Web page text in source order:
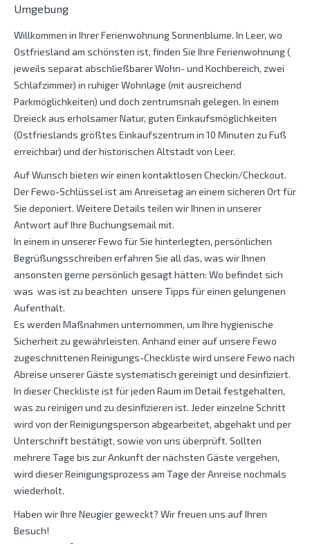
Umgebung
Willkommen in Ihrer Ferienwohnung Sonnenblume. In Leer, wo
Ostfriesland am schönsten ist, finden Sie Ihre Ferienwohnung (
jeweils separat abschließbarer Wohn- und Kochbereich, zwei
Schlafzimmer) in ruhiger Wohnlage (mit ausreichend
Parkmöglichkeiten) und doch zentrumsnah gelegen. In einem
Dreieck aus erholsamer Natur, guten Einkaufsmöglichkeiten
(Ostfrieslands größtes Einkaufszentrum in 10 Minuten zu Fuß
erreichbar) und der historischen Altstadt von Leer.
Auf Wunsch bieten wir einen kontaktlosen Checkin/Checkout.
Der Fewo-Schlüssel ist am Anreisetag an einem sicheren Ort für
Sie deponiert. Weitere Details teilen wir Ihnen in unserer
Antwort auf Ihre Buchungsemail mit.
In einem in unserer Fewo für Sie hinterlegten, persönlichen
Begrüßungsschreiben erfahren Sie all das, was wir Ihnen
ansonsten gerne persönlich gesagt hätten: Wo befindet sich
was  was ist zu beachten  unsere Tipps für einen gelungenen
Aufenthalt.
Es werden Maßnahmen unternommen, um Ihre hygienische
Sicherheit zu gewährleisten. Anhand einer auf unsere Fewo
zugeschnittenen Reinigungs-Checkliste wird unsere Fewo nach
Abreise unserer Gäste systematisch gereinigt und desinfiziert.
In dieser Checkliste ist für jeden Raum im Detail festgehalten,
was zu reinigen und zu desinfizieren ist. Jeder einzelne Schritt
wird von der Reinigungsperson abgearbeitet, abgehakt und per
Unterschrift bestätigt, sowie von uns überprüft. Sollten
mehrere Tage bis zur Ankunft der nächsten Gäste vergehen,
wird dieser Reinigungsprozess am Tage der Anreise nochmals
wiederholt.
Haben wir Ihre Neugier geweckt? Wir freuen uns auf Ihren
Besuch!